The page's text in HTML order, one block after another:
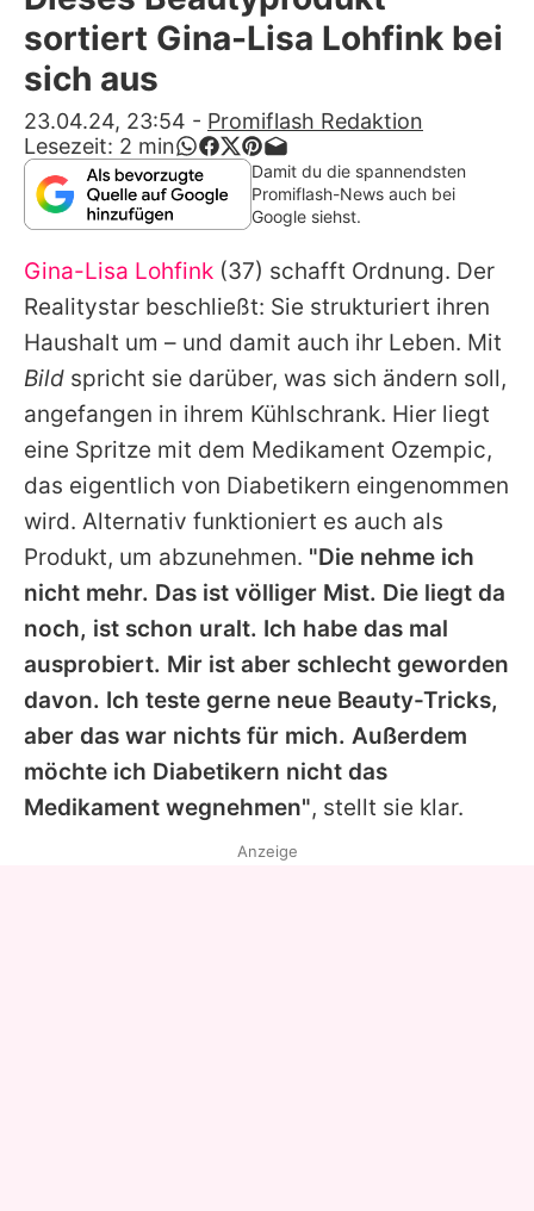
Alle Themen auf Promiflash
App runterladen
Team
Redaktionelle Richtlinien
Impressum
Datenschutzerklärung
Nutzungsbedingungen
Utiq verwalten
sortiert Gina-Lisa Lohfink bei
sich aus
23.04.24, 23:54 - Promiflash Redaktion
Lesezeit: 2 min
Damit du die spannendsten
Promiflash-News auch bei
Google siehst.
Gina-Lisa Lohfink (37) schafft Ordnung. Der
Realitystar beschließt: Sie strukturiert ihren
Haushalt um – und damit auch ihr Leben. Mit
Bild spricht sie darüber, was sich ändern soll,
angefangen in ihrem Kühlschrank. Hier liegt
eine Spritze mit dem Medikament Ozempic,
das eigentlich von Diabetikern eingenommen
wird. Alternativ funktioniert es auch als
Produkt, um abzunehmen. "Die nehme ich
nicht mehr. Das ist völliger Mist. Die liegt da
noch, ist schon uralt. Ich habe das mal
ausprobiert. Mir ist aber schlecht geworden
davon. Ich teste gerne neue Beauty-Tricks,
aber das war nichts für mich. Außerdem
möchte ich Diabetikern nicht das
Medikament wegnehmen", stellt sie klar.
Anzeige